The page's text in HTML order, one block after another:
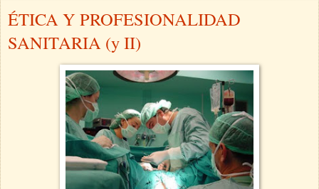
ÉTICA Y PROFESIONALIDAD
SANITARIA (y II)